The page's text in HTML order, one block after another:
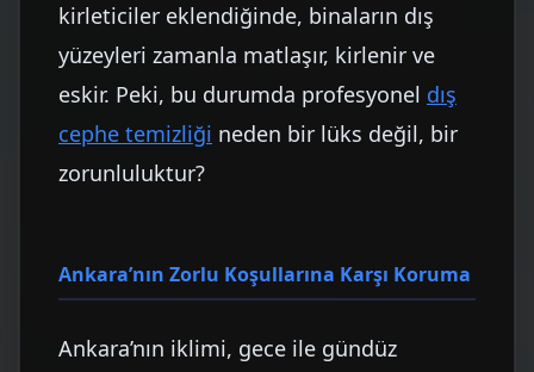
kirleticiler eklendiğinde, binaların dış
yüzeyleri zamanla matlaşır, kirlenir ve
eskir. Peki, bu durumda profesyonel dış
cephe temizliği neden bir lüks değil, bir
zorunluluktur?
Ankara’nın Zorlu Koşullarına Karşı Koruma
Ankara’nın iklimi, gece ile gündüz